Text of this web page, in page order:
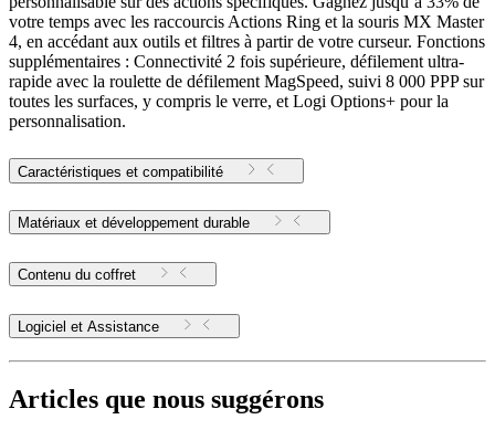
votre temps avec les raccourcis Actions Ring et la souris MX Master
4, en accédant aux outils et filtres à partir de votre curseur. Fonctions
supplémentaires : Connectivité 2 fois supérieure, défilement ultra-
rapide avec la roulette de défilement MagSpeed, suivi 8 000 PPP sur
toutes les surfaces, y compris le verre, et Logi Options+ pour la
personnalisation.
Caractéristiques et compatibilité
Matériaux et développement durable
Contenu du coffret
Logiciel et Assistance
Articles que nous suggérons